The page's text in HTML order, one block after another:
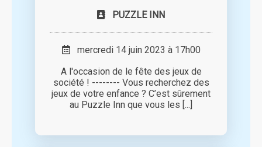
PUZZLE INN
mercredi 14 juin 2023 à 17h00
A l'occasion de le fête des jeux de
société ! -------- Vous recherchez des
jeux de votre enfance ? C’est sûrement
au Puzzle Inn que vous les [...]